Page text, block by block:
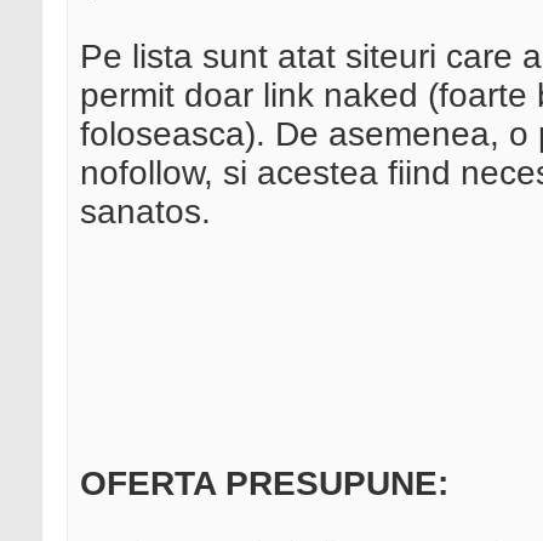
Pe lista sunt atat siteuri care
permit doar link naked
foloseasca). De asemenea,
nofollow, si acestea fiind
sanatos.
OFERTA PRESUPUNE: